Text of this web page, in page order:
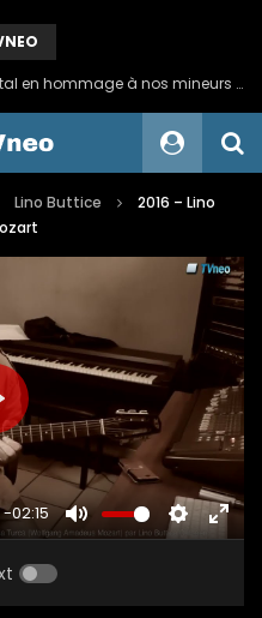
2024 – Une statue colossale en métal en hommage à nos mineurs de fer
Lino Buttice
2016 – Lino
-02:15
MUTE SETTINGS
PLAY